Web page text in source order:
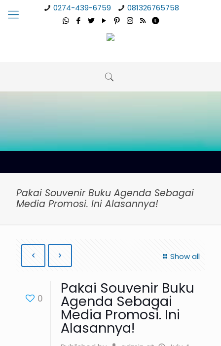
0274-439-6759 081326765758
Pakai Souvenir Buku Agenda Sebagai
Media Promosi. Ini Alasannya!
Show all
0
Pakai Souvenir Buku
Agenda Sebagai
Media Promosi. Ini
Alasannya!